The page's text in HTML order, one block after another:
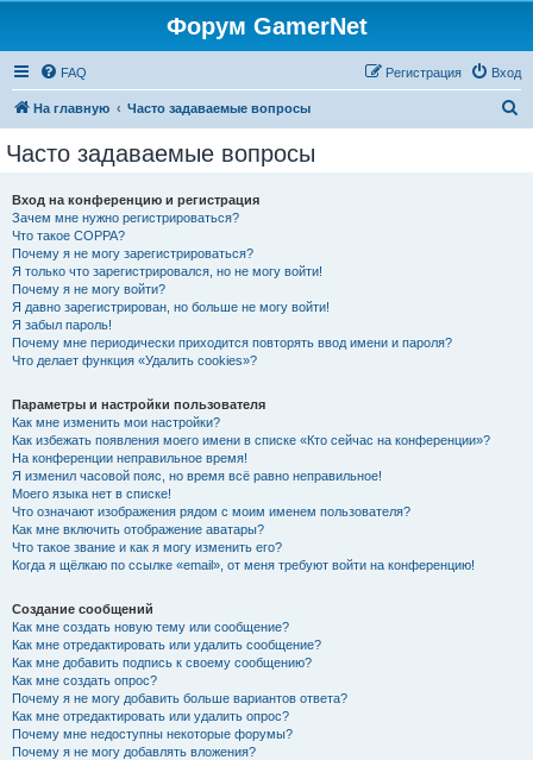
Форум GamerNet
FAQ Вход
Регистрация
На главную Часто задаваемые вопросы
Часто задаваемые вопросы
Вход на конференцию и регистрация
Зачем мне нужно регистрироваться?
Что такое COPPA?
Почему я не могу зарегистрироваться?
Я только что зарегистрировался, но не могу войти!
Почему я не могу войти?
Я давно зарегистрирован, но больше не могу войти!
Я забыл пароль!
Почему мне периодически приходится повторять ввод имени и пароля?
Что делает функция «Удалить cookies»?
Параметры и настройки пользователя
Как мне изменить мои настройки?
Как избежать появления моего имени в списке «Кто сейчас на конференции»?
На конференции неправильное время!
Я изменил часовой пояс, но время всё равно неправильное!
Моего языка нет в списке!
Что означают изображения рядом с моим именем пользователя?
Как мне включить отображение аватары?
Что такое звание и как я могу изменить его?
Когда я щёлкаю по ссылке «email», от меня требуют войти на конференцию!
Создание сообщений
Как мне создать новую тему или сообщение?
Как мне отредактировать или удалить сообщение?
Как мне добавить подпись к своему сообщению?
Как мне создать опрос?
Почему я не могу добавить больше вариантов ответа?
Как мне отредактировать или удалить опрос?
Почему мне недоступны некоторые форумы?
Почему я не могу добавлять вложения?